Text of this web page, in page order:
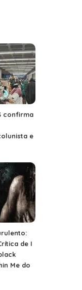
confirma
e
de I
Me do